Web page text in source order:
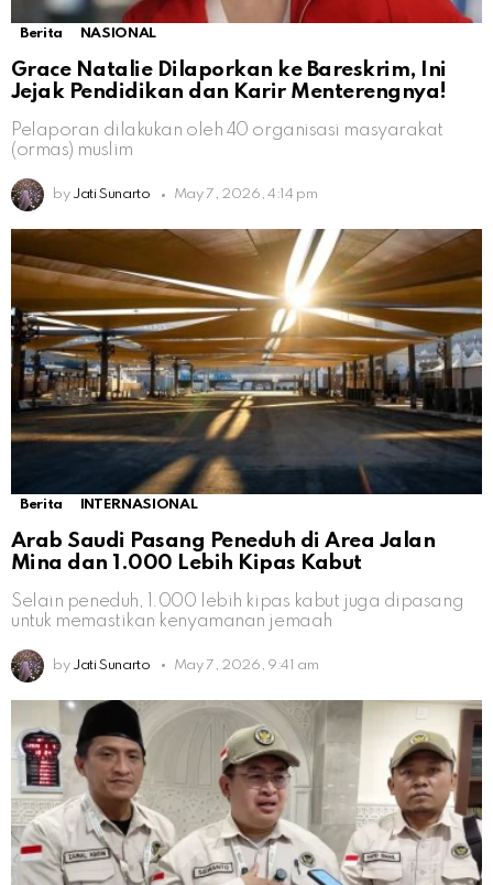
Berita NASIONAL
Grace Natalie Dilaporkan ke Bareskrim, Ini
Jejak Pendidikan dan Karir Menterengnya!
Pelaporan dilakukan oleh 40 organisasi masyarakat
(ormas) muslim
by Jati Sunarto May 7, 2026, 4:14 pm
Berita INTERNASIONAL
Arab Saudi Pasang Peneduh di Area Jalan
Mina dan 1.000 Lebih Kipas Kabut
Selain peneduh, 1.000 lebih kipas kabut juga dipasang
untuk memastikan kenyamanan jemaah
by Jati Sunarto May 7, 2026, 9:41 am